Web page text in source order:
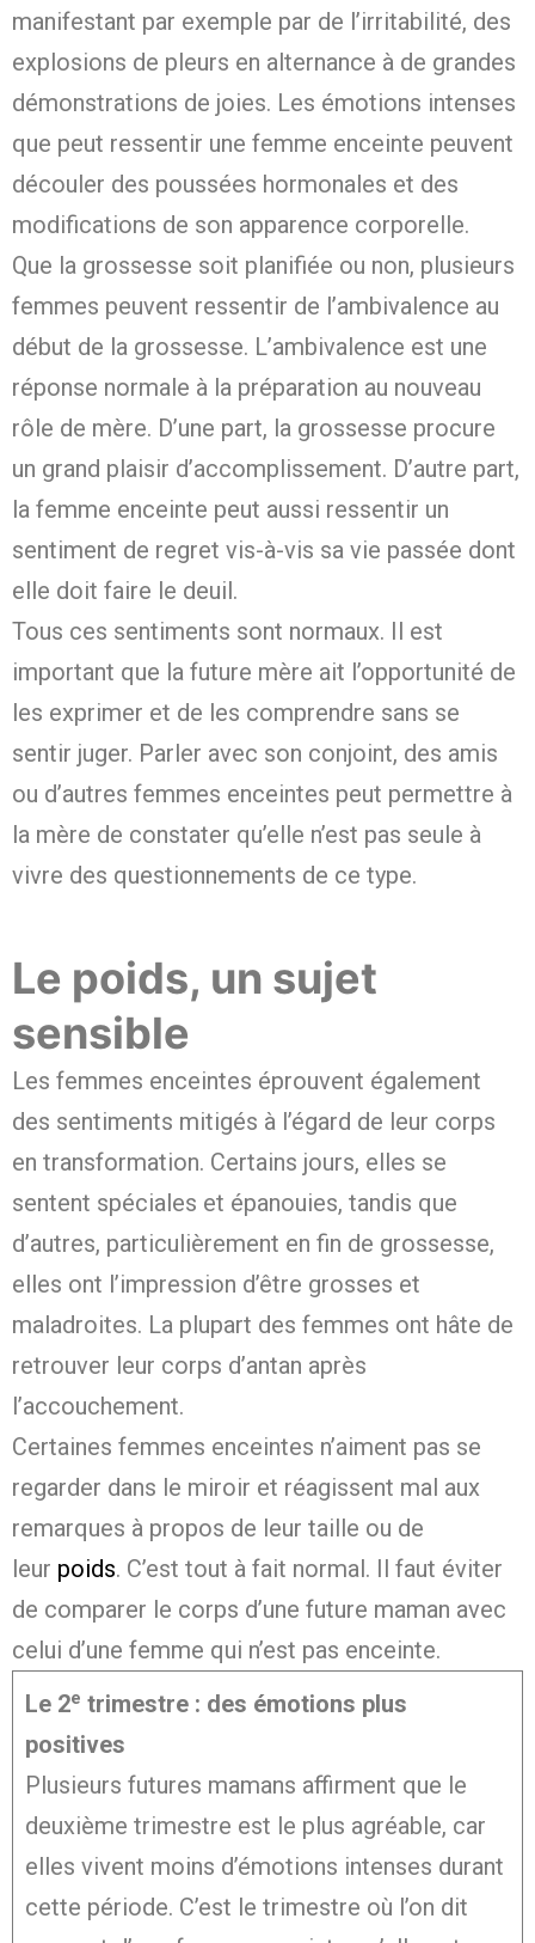
manifestant par exemple par de l’irritabilité, des
explosions de pleurs en alternance à de grandes
démonstrations de joies. Les émotions intenses
que peut ressentir une femme enceinte peuvent
découler des poussées hormonales et des
modifications de son apparence corporelle.
Que la grossesse soit planifiée ou non, plusieurs
femmes peuvent ressentir de l’ambivalence au
début de la grossesse. L’ambivalence est une
réponse normale à la préparation au nouveau
rôle de mère. D’une part, la grossesse procure
un grand plaisir d’accomplissement. D’autre part,
la femme enceinte peut aussi ressentir un
sentiment de regret vis-à-vis sa vie passée dont
elle doit faire le deuil.
Tous ces sentiments sont normaux. Il est
important que la future mère ait l’opportunité de
les exprimer et de les comprendre sans se
sentir juger. Parler avec son conjoint, des amis
ou d’autres femmes enceintes peut permettre à
la mère de constater qu’elle n’est pas seule à
vivre des questionnements de ce type.
Le poids, un sujet
sensible
Les femmes enceintes éprouvent également
des sentiments mitigés à l’égard de leur corps
en transformation. Certains jours, elles se
sentent spéciales et épanouies, tandis que
d’autres, particulièrement en fin de grossesse,
elles ont l’impression d’être grosses et
maladroites. La plupart des femmes ont hâte de
retrouver leur corps d’antan après
l’accouchement.
Certaines femmes enceintes n’aiment pas se
regarder dans le miroir et réagissent mal aux
remarques à propos de leur taille ou de
leur poids. C’est tout à fait normal. Il faut éviter
de comparer le corps d’une future maman avec
celui d’une femme qui n’est pas enceinte.
Le 2e trimestre : des émotions plus
positives
Plusieurs futures mamans affirment que le
deuxième trimestre est le plus agréable, car
elles vivent moins d’émotions intenses durant
cette période. C’est le trimestre où l’on dit